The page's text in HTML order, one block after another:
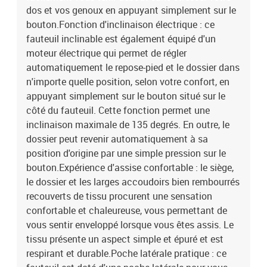
dos et vos genoux en appuyant simplement sur le
bouton.Fonction d'inclinaison électrique : ce
fauteuil inclinable est également équipé d'un
moteur électrique qui permet de régler
automatiquement le repose-pied et le dossier dans
n'importe quelle position, selon votre confort, en
appuyant simplement sur le bouton situé sur le
côté du fauteuil. Cette fonction permet une
inclinaison maximale de 135 degrés. En outre, le
dossier peut revenir automatiquement à sa
position d'origine par une simple pression sur le
bouton.Expérience d'assise confortable : le siège,
le dossier et les larges accoudoirs bien rembourrés
recouverts de tissu procurent une sensation
confortable et chaleureuse, vous permettant de
vous sentir enveloppé lorsque vous êtes assis. Le
tissu présente un aspect simple et épuré et est
respirant et durable.Poche latérale pratique : ce